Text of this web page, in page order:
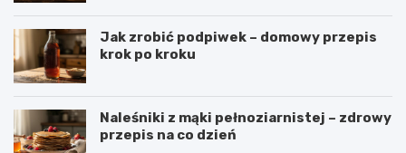
Jak zrobić podpiwek – domowy przepis
krok po kroku
Naleśniki z mąki pełnoziarnistej – zdrowy
przepis na co dzień